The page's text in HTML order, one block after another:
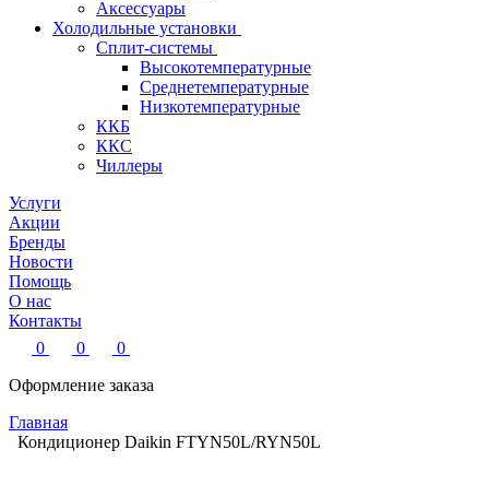
Аксессуары
Холодильные установки
Сплит-системы
Высокотемпературные
Среднетемпературные
Низкотемпературные
ККБ
ККС
Чиллеры
Услуги
Акции
Бренды
Новости
Помощь
О нас
Контакты
0
0
0
Оформление заказа
Главная
Кондиционер Daikin FTYN50L/RYN50L